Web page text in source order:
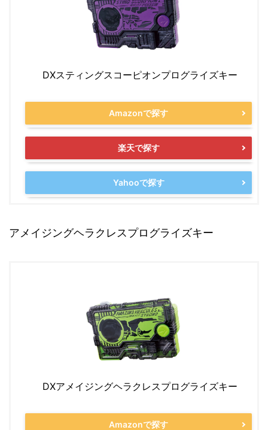
DXスティングスコーピオンプログライズキー
Amazonで探す
楽天で探す
Yahooで探す
アメイジングヘラクレスプログライズキー
DXアメイジングヘラクレスプログライズキー
Amazonで探す